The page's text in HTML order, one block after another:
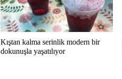
Kıştan kalma serinlik modern bir
dokunuşla yaşatılıyor